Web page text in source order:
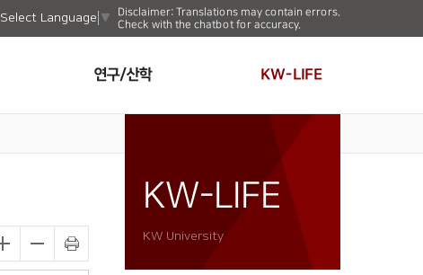
Select Language ▼
Disclaimer: Translations may contain errors.
Check with the chatbot for accuracy.
연구/산학 KW-LIFE
KW-LIFE
KW University